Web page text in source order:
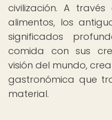
civilización. A
alimentos, los
significados
comida con sus
visión del mundo,
gastronómica que
material.